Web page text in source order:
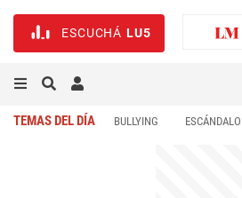
ESCUCHÁ LU5
TEMAS DEL DÍA BULLYING